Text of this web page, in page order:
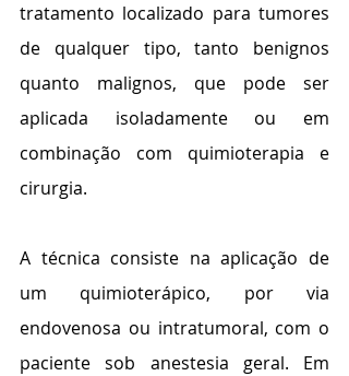
tratamento localizado para tumores
de qualquer tipo, tanto benignos
quanto malignos, que pode ser
aplicada isoladamente ou em
combinação com quimioterapia e
cirurgia.
A técnica consiste na aplicação de
um quimioterápico, por via
endovenosa ou intratumoral, com o
paciente sob anestesia geral. Em